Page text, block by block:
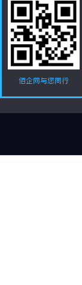
佰企网与您同行